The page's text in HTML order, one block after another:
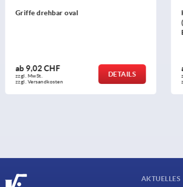
Konusgriffe drehbar Kunststoff
ab4,65 CHF
zzgl. MwSt.
zzgl. Versandkosten
DETAILS
AKTUELLES